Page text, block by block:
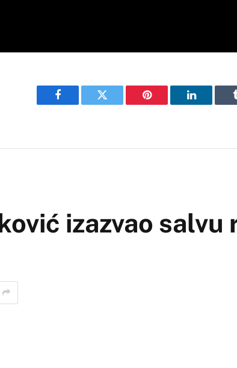
Facebook Twitter Pinterest LinkedIn
izazvao salvu